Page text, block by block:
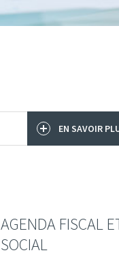
EN SAVOIR
AGENDA FISCAL
SOCIAL